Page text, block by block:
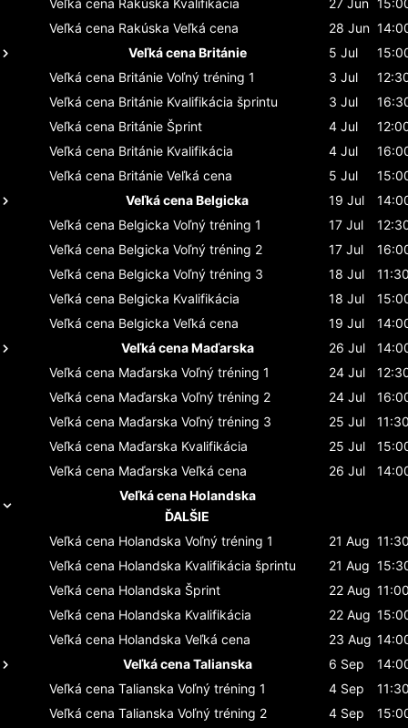
Veľká cena Rakúska Veľká cena 28 Jun
Veľká cena Británie
5 Jul
Veľká cena Británie Voľný tréning 1 3 Jul
Veľká cena Británie Kvalifikácia šprintu 3 Jul
Veľká cena Británie Šprint 4 Jul
Veľká cena Británie Kvalifikácia 4 Jul
Veľká cena Británie Veľká cena 5 Jul
Veľká cena Belgicka
19 Jul
Veľká cena Belgicka Voľný tréning 1 17 Jul
Veľká cena Belgicka Voľný tréning 2 17 Jul
Veľká cena Belgicka Voľný tréning 3 18 Jul
11:30
Veľká cena Belgicka Kvalifikácia 18 Jul
Veľká cena Belgicka Veľká cena 19 Jul
Veľká cena Maďarska
26 Jul
Veľká cena Maďarska Voľný tréning 1 24 Jul
Veľká cena Maďarska Voľný tréning 2 24 Jul
Veľká cena Maďarska Voľný tréning 3 25 Jul
11:30
Veľká cena Maďarska Kvalifikácia 25 Jul
Veľká cena Maďarska Veľká cena 26 Jul
Veľká cena Holandska
ĎALŠIE
Veľká cena Holandska Voľný tréning 1 21 Aug 11:30
Veľká cena Holandska Kvalifikácia šprintu 21 Aug
Veľká cena Holandska Šprint 22 Aug 11:00
Veľká cena Holandska Kvalifikácia 22 Aug
Veľká cena Holandska Veľká cena 23 Aug
Veľká cena Talianska
6 Sep
Veľká cena Talianska Voľný tréning 1 4 Sep
11:30
Veľká cena Talianska Voľný tréning 2 4 Sep